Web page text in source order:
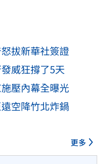
拔新華社簽證
威狂撐了5天
壓內幕全曝光
空降竹北炸鍋
更多